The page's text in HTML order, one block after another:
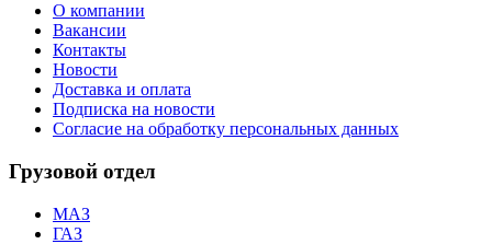
О компании
Вакансии
Контакты
Новости
Доставка и оплата
Подписка на новости
Согласие на обработку персональных данных
Грузовой отдел
МАЗ
ГАЗ